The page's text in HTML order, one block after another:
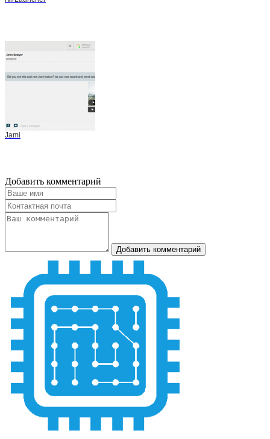
Jami
Добавить комментарий
Добавить комментарий